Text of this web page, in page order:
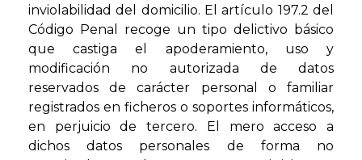
inviolabilidad del domicilio. El artículo 197.2 del
Código Penal recoge un tipo delictivo básico
que castiga el apoderamiento, uso y
modificación no autorizada de datos
reservados de carácter personal o familiar
registrados en ficheros o soportes informáticos,
en perjuicio de tercero. El mero acceso a
dichos datos personales de forma no